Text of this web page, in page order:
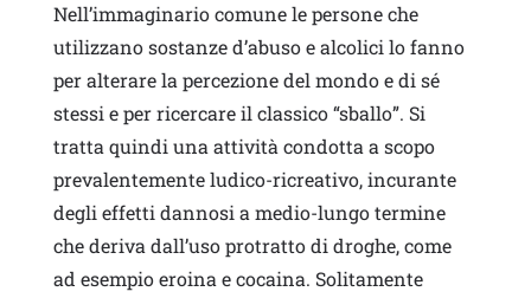
Nell’immaginario comune le persone che
utilizzano sostanze d’abuso e alcolici lo fanno
per alterare la percezione del mondo e di sé
stessi e per ricercare il classico “sballo”. Si
tratta quindi una attività condotta a scopo
prevalentemente ludico-ricreativo, incurante
degli effetti dannosi a medio-lungo termine
che deriva dall’uso protratto di droghe, come
ad esempio eroina e cocaina. Solitamente